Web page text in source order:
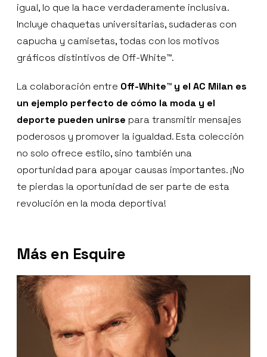
igual, lo que la hace verdaderamente inclusiva.
Incluye chaquetas universitarias, sudaderas con
capucha y camisetas, todas con los motivos
gráficos distintivos de Off-White™.
La colaboración entre Off-White™ y el AC Milan es
un ejemplo perfecto de cómo la moda y el
deporte pueden unirse para transmitir mensajes
poderosos y promover la igualdad. Esta colección
no solo ofrece estilo, sino también una
oportunidad para apoyar causas importantes. ¡No
te pierdas la oportunidad de ser parte de esta
revolución en la moda deportiva!
Más en Esquire